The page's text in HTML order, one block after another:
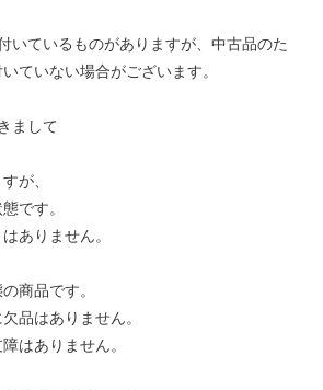
いているものがありますが、中古品のた
ていない場合がございます。
まして
が、
です。
りません。
商品です。
はありません。
ありません。